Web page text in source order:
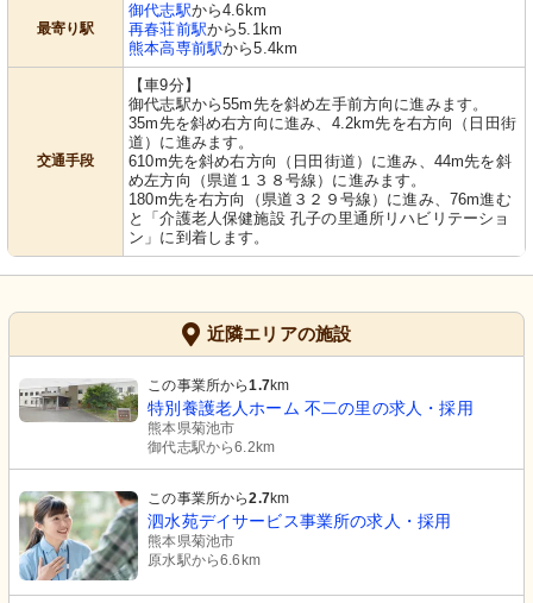
最寄り駅
御代志駅から4.6km
再春荘前駅から5.1km
熊本高専前駅から5.4km
交通手段
【車9分】
御代志駅から55m先を斜め左手前方向に進みます。
35m先を斜め右方向に進み、4.2km先を右方向（日田街
道）に進みます。
610m先を斜め右方向（日田街道）に進み、44m先を斜
め左方向（県道１３８号線）に進みます。
180m先を右方向（県道３２９号線）に進み、76m進む
と「介護老人保健施設 孔子の里通所リハビリテーショ
ン」に到着します。
近隣エリアの施設
この事業所から1.7km
特別養護老人ホーム 不二の里の求人・採用
熊本県菊池市
御代志駅から6.2km
この事業所から2.7km
泗水苑デイサービス事業所の求人・採用
熊本県菊池市
原水駅から6.6km